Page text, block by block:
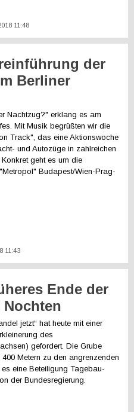
11:48
der
Berliner
Nachtzug?" erklang es am
Mit Musik begrüßten wir die
Track", das eine Aktionswoche
und Autozüge in zahlreichen
geht es um die
Budapest/Wien-Prag-
11:43
Ende der
jetzt“ hat heute mit einer
des
gefordert. Die Grube
Metern zu den angrenzenden
eine Beteiligung Tagebau-
der Bundesregierung.